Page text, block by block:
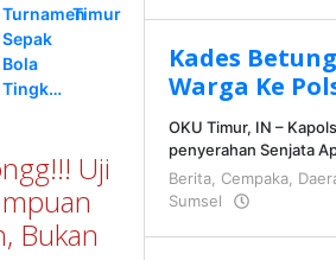
Turnamen
Sepak
Bola
Tingk…
Timur
Uji
Bukan
Kades
Warga Ke
OKU Timur, IN –
penyerahan Senjata
Berita, Cempaka,
Sumsel